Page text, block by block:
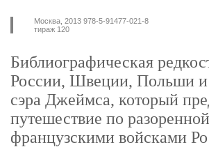
Москва, 2013 978-5-91477-021-8
тираж 120
Библиографическая
России, Швеции, Польши и
сэра Джеймса, который
путешествие по разоренной
французскими войсками